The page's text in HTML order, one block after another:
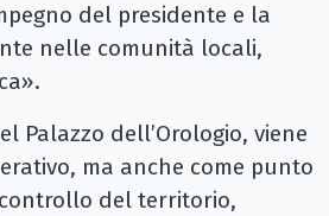
del presidente e la
nelle comunità locali,
Palazzo dell’Orologio, viene
ma anche come punto
del territorio,